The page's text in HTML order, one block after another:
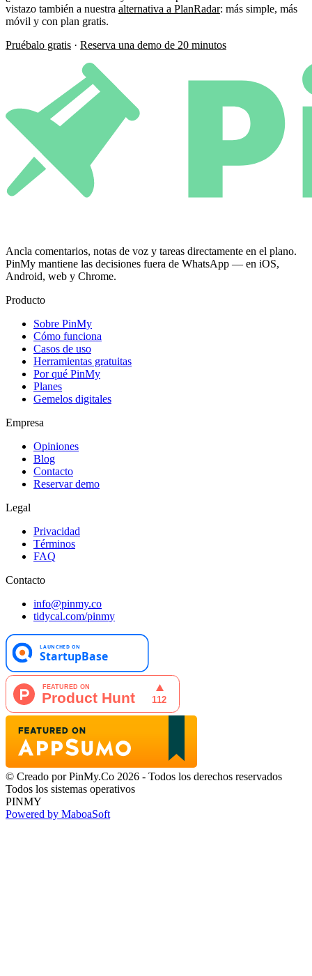
vistazo también a nuestra alternativa a PlanRadar: más simple, más
móvil y con plan gratis.
Pruébalo gratis · Reserva una demo de 20 minutos
Ancla comentarios, notas de voz y tareas directamente en el plano.
PinMy mantiene las decisiones fuera de WhatsApp — en iOS,
Android, web y Chrome.
Producto
Sobre PinMy
Cómo funciona
Casos de uso
Herramientas gratuitas
Por qué PinMy
Planes
Gemelos digitales
Empresa
Opiniones
Blog
Contacto
Reservar demo
Legal
Privacidad
Términos
FAQ
Contacto
info@pinmy.co
tidycal.com/pinmy
© Creado por PinMy.Co 2026 - Todos los derechos reservados
Todos los sistemas operativos
PINMY
Powered by MaboaSoft